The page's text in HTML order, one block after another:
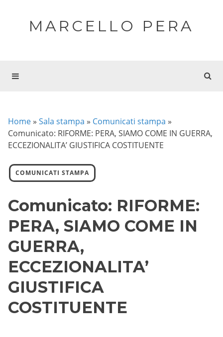
MARCELLO PERA
Home » Sala stampa » Comunicati stampa »
Comunicato: RIFORME: PERA, SIAMO COME IN GUERRA,
ECCEZIONALITA’ GIUSTIFICA COSTITUENTE
COMUNICATI STAMPA
Comunicato: RIFORME:
PERA, SIAMO COME IN
GUERRA,
ECCEZIONALITA’
GIUSTIFICA
COSTITUENTE